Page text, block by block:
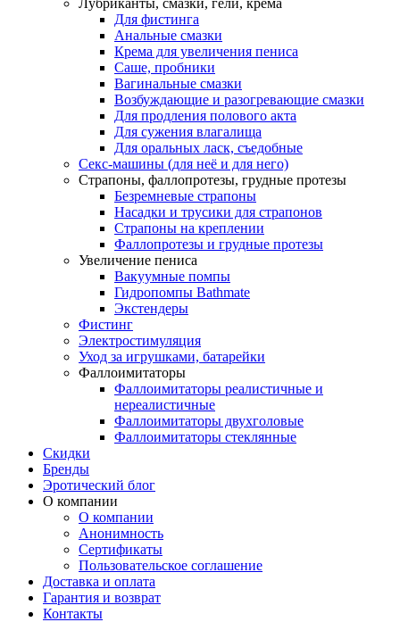
Лубриканты, смазки, гели, крема
Для фистинга
Анальные смазки
Крема для увеличения пениса
Саше, пробники
Вагинальные смазки
Возбуждающие и разогревающие смазки
Для продления полового акта
Для сужения влагалища
Для оральных ласк, съедобные
Секс-машины (для неё и для него)
Страпоны, фаллопротезы, грудные протезы
Безремневые страпоны
Насадки и трусики для страпонов
Страпоны на креплении
Фаллопротезы и грудные протезы
Увеличение пениса
Вакуумные помпы
Гидропомпы Bathmate
Экстендеры
Фистинг
Электростимуляция
Уход за игрушками, батарейки
Фаллоимитаторы
Фаллоимитаторы реалистичные и
нереалистичные
Фаллоимитаторы двухголовые
Фаллоимитаторы стеклянные
Скидки
Бренды
Эротический блог
О компании
О компании
Анонимность
Сертификаты
Пользовательское соглашение
Доставка и оплата
Гарантия и возврат
Контакты